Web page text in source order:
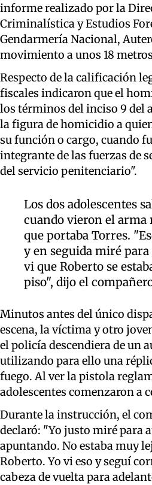
informe realizado por la
Criminalística y Estudios
Gendarmería Nacional,
movimiento a unos 18
Respecto de la calificación
fiscales indicaron que el
los términos del inciso 9 del
la figura de homicidio a
su función o cargo, cuando
integrante de las fuerzas de
del servicio penitenciario".
Los dos adolescentes
cuando vieron el arma
que portaba Torres.
y en seguida miré
vi que Roberto se
piso", dijo el
Minutos antes del único
escena, la víctima y otro
el policía descendiera de un
utilizando para ello una
fuego. Al ver la pistola
adolescentes comenzaron a
Durante la instrucción, el
declaró: "Yo justo miré para
apuntando. No estaba muy
Roberto. Yo vi eso y seguí
cabeza de vuelta para